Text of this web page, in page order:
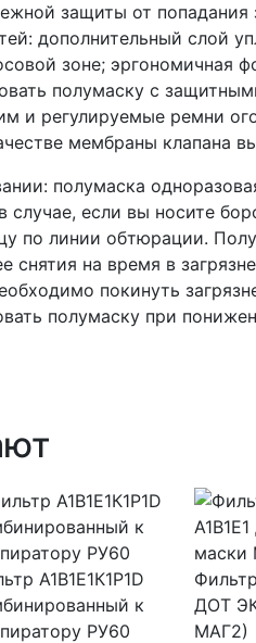
защиты от
дополнительный слой
зоне; эргономичная
полумаску с
и регулируемые ремни
мембраны клапана
полумаска
случае, если вы носите
по линии обтюрации.
снятия на время в
покинуть
полумаску при
А1В1Е1К1Р1D
к
РУ60
ДОТ
МАГ2)